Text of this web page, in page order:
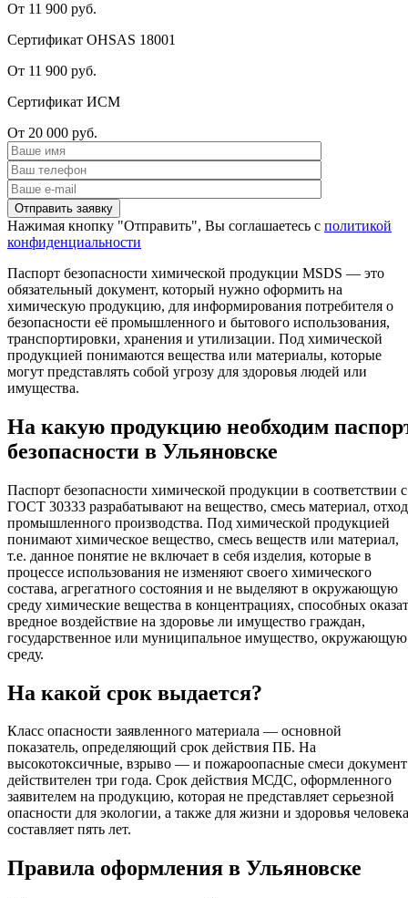
От 11 900 руб.
Сертификат OHSAS 18001
От 11 900 руб.
Сертификат ИСМ
От 20 000 руб.
Нажимая кнопку "Отправить", Вы соглашаетесь с политикой
конфиденциальности
Паспорт безопасности химической продукции MSDS — это
обязательный документ, который нужно оформить на
химическую продукцию, для информирования потребителя о
безопасности её промышленного и бытового использования,
транспортировки, хранения и утилизации. Под химической
продукцией понимаются вещества или материалы, которые
могут представлять собой угрозу для здоровья людей или
имущества.
На какую продукцию необходим
безопасности в Ульяновске
Паспорт безопасности химической продукции в соответствии с
ГОСТ 30333 разрабатывают на вещество, смесь материал, отход
промышленного производства. Под химической продукцией
понимают химическое вещество, смесь веществ или материал,
т.е. данное понятие не включает в себя изделия, которые в
процессе использования не изменяют своего химического
состава, агрегатного состояния и не выделяют в окружающую
среду химические вещества в концентрациях, способных
вредное воздействие на здоровье ли имущество граждан,
государственное или муниципальное имущество, окружающую
среду.
На какой срок выдается?
Класс опасности заявленного материала — основной
показатель, определяющий срок действия ПБ. На
высокотоксичные, взрыво — и пожароопасные смеси документ
действителен три года. Срок действия МСДС, оформленного
заявителем на продукцию, которая не представляет серьезной
опасности для экологии, а также для жизни и здоровья
составляет пять лет.
Правила оформления в Ульяновске